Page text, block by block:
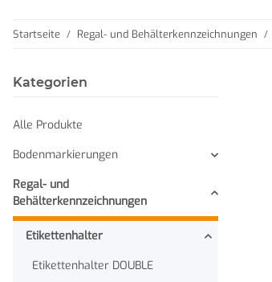
Startseite Regal- und Behälterkennzeichnungen
Kategorien
Alle Produkte
Bodenmarkierungen
Regal- und
Behälterkennzeichnungen
Etikettenhalter
Etikettenhalter DOUBLE